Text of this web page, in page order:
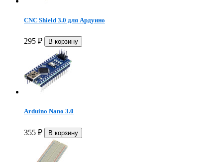
CNC Shield 3.0 для Ардуино
295 ₽
Arduino Nano 3.0
355 ₽